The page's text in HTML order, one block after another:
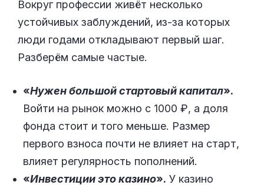
Вокруг профессии живёт несколько
устойчивых заблуждений, из-за которых
люди годами откладывают первый шаг.
Разберём самые частые.
«Нужен большой стартовый капитал».
Войти на рынок можно с 1000 ₽, а доля
фонда стоит и того меньше. Размер
первого взноса почти не влияет на старт,
влияет регулярность пополнений.
«Инвестиции это казино». У казино